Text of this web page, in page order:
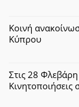
Κοινή
Κύπρου
Στις 28